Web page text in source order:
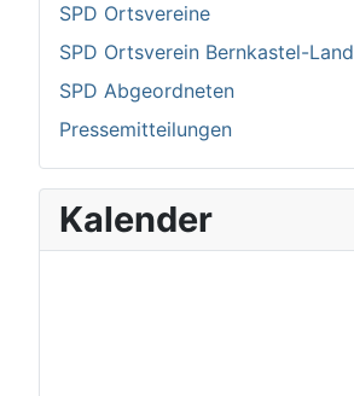
SPD Ortsvereine
SPD Ortsverein Bernkastel-Land
SPD Abgeordneten
Pressemitteilungen
Kalender